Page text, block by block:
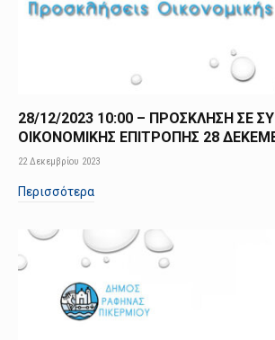
28/12/2023 10:00 – ΠΡΟΣΚΛΗΣΗ ΣΕ
ΟΙΚΟΝΟΜΙΚΗΣ ΕΠΙΤΡΟΠΗΣ 28
22 Δεκεμβρίου 2023
Περισσότερα